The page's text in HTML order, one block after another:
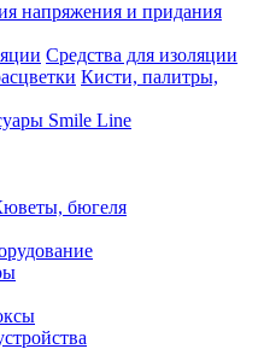
напряжения и придания
Средства для изоляции
Кисти, палитры,
Smile Line
бюгеля